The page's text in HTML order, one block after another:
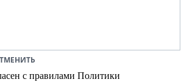
с правилами Политики